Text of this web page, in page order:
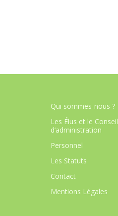
Qui sommes-nous ?
Les Élus et le Conseil
d’administration
Personnel
Les Statuts
Contact
Mentions Légales